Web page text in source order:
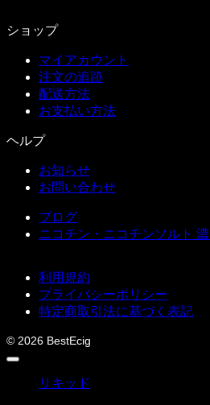
ショップ
マイアカウント
注文の追跡
配送方法
お支払い方法
ヘルプ
お知らせ
お問い合わせ
ブログ
ニコチン・ニコチンソルト
利用規約
プライバシーポリシー
特定商取引法に基づく表記
© 2026 BestEcig
リキッド